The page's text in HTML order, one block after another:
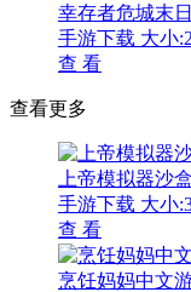
幸存者危城末
手游下载 大小
查 看
查看更多
上帝模拟器沙
手游下载 大小
查 看
烹饪妈妈中文